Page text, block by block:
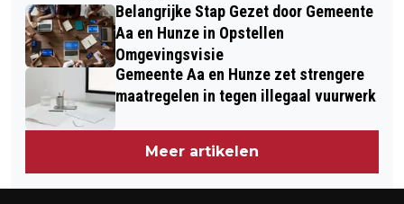
Belangrijke Stap Gezet door Gemeente
Aa en Hunze in Opstellen
Omgevingsvisie
Gemeente Aa en Hunze zet strengere
maatregelen in tegen illegaal vuurwerk
Meer artikelen